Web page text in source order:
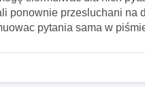
ponownie przesluchani
pytania sama w